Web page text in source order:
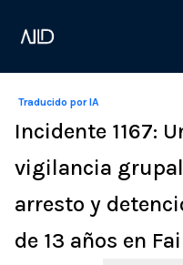
Traducido por IA
Incidente 1167:
vigilancia
arresto y
de 13 años en